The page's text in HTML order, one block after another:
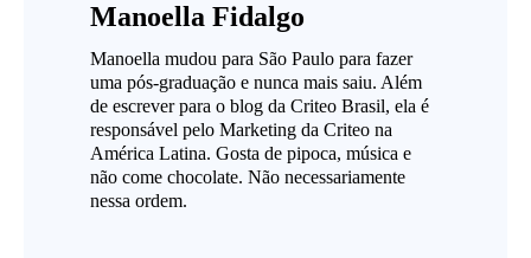
Manoella Fidalgo
Manoella mudou para São Paulo para fazer
uma pós-graduação e nunca mais saiu. Além
de escrever para o blog da Criteo Brasil, ela é
responsável pelo Marketing da Criteo na
América Latina. Gosta de pipoca, música e
não come chocolate. Não necessariamente
nessa ordem.